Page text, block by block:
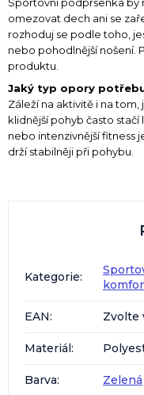
omezovat dech ani se
rozhoduj se podle toho,
nebo pohodlnější nošení.
produktu.
Jaký typ opory
Záleží na aktivitě i na
klidnější pohyb často
nebo intenzivnější fitness
drží stabilněji při pohybu.
Kategorie:
EAN: Zvolte
Materiál:
Barva: Zelená